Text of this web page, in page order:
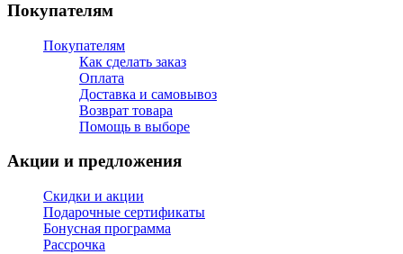
Покупателям
Покупателям
Как сделать заказ
Оплата
Доставка и самовывоз
Возврат товара
Помощь в выборе
Акции и предложения
Скидки и акции
Подарочные сертификаты
Бонусная программа
Рассрочка